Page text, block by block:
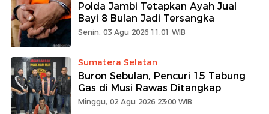
Polda Jambi Tetapkan Ayah Jual
Bayi 8 Bulan Jadi Tersangka
Senin, 03 Agu 2026 11:01 WIB
Sumatera Selatan
Buron Sebulan, Pencuri 15 Tabung
Gas di Musi Rawas Ditangkap
Minggu, 02 Agu 2026 23:00 WIB